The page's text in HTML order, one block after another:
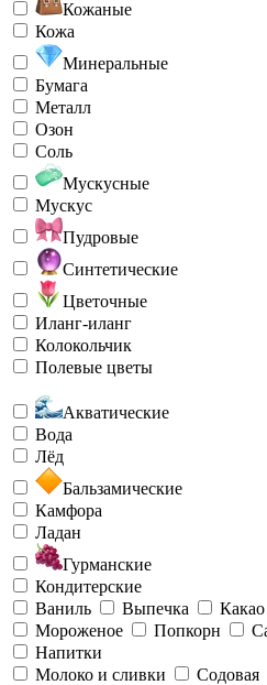
Кожаные
Кожа
Минеральные
Бумага
Металл
Озон
Соль
Мускусные
Мускус
Пудровые
Синтетические
Цветочные
Иланг-иланг
Колокольчик
Полевые цветы
Акватические
Вода
Лёд
Бальзамические
Камфора
Ладан
Гурманские
Кондитерские
Ваниль
Выпечка Какао
Мороженое
Попкорн
Напитки
Молоко и сливки
Содовая